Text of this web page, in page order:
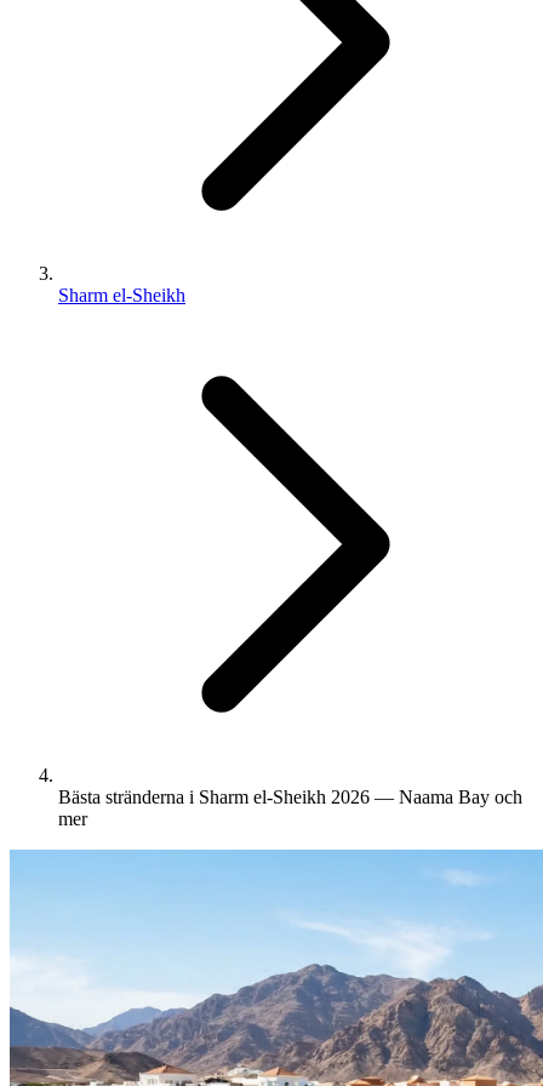
Sharm el-Sheikh
Bästa stränderna i Sharm el-Sheikh 2026 — Naama Bay och
mer